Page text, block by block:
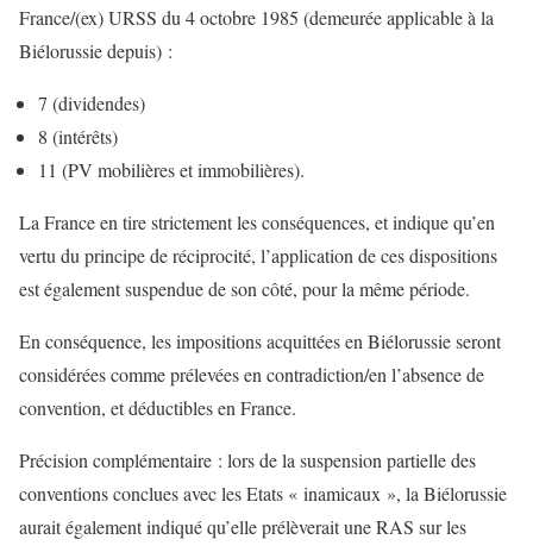
France/(ex) URSS du 4 octobre 1985 (demeurée applicable à la
Biélorussie depuis) :
7 (dividendes)
8 (intérêts)
11 (PV mobilières et immobilières).
La France en tire strictement les conséquences, et indique qu’en
vertu du principe de réciprocité, l’application de ces dispositions
est également suspendue de son côté, pour la même période.
En conséquence, les impositions acquittées en Biélorussie seront
considérées comme prélevées en contradiction/en l’absence de
convention, et déductibles en France.
Précision complémentaire : lors de la suspension partielle des
conventions conclues avec les Etats « inamicaux », la Biélorussie
aurait également indiqué qu’elle prélèverait une RAS sur les